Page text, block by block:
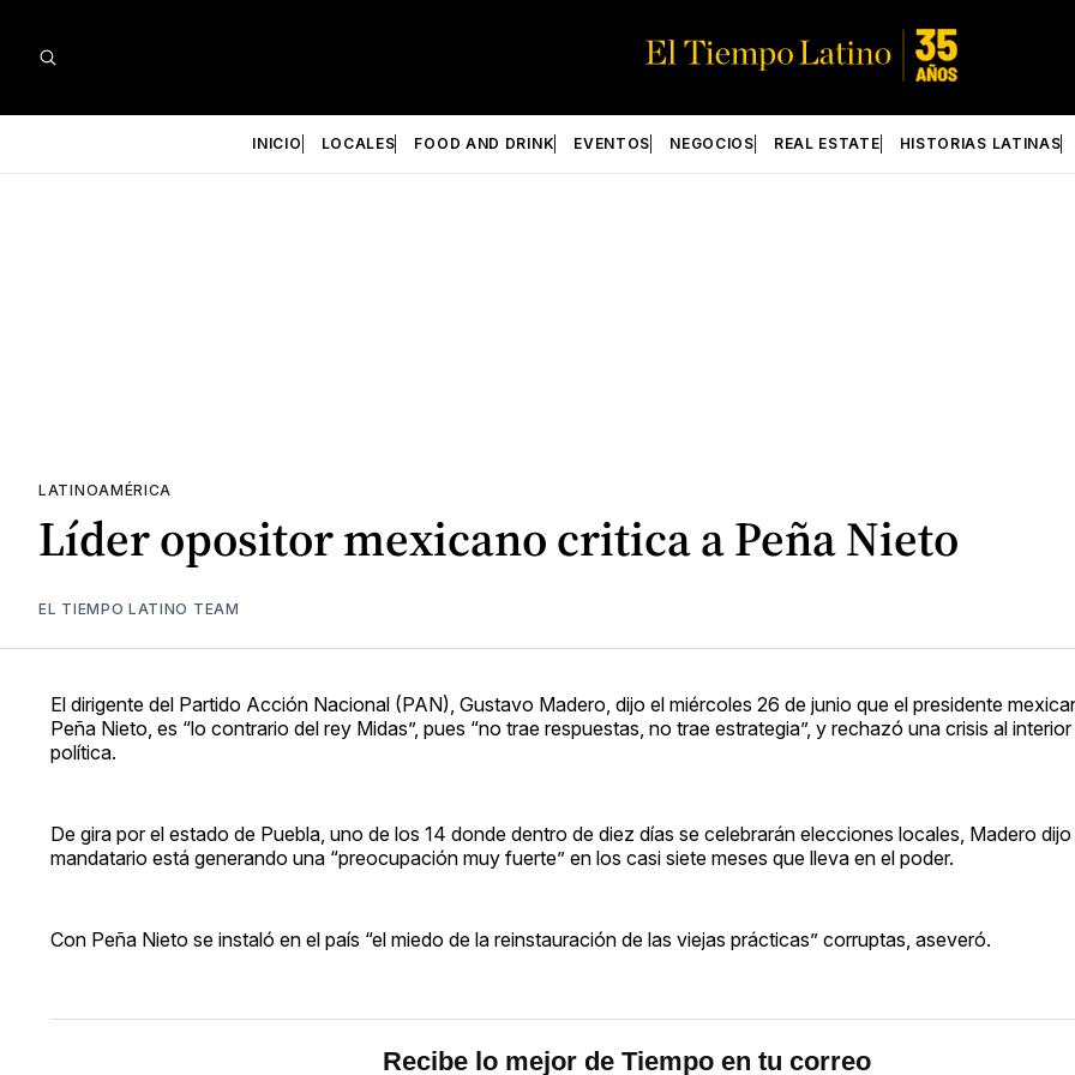
INICIO LOCALES FOOD AND DRINK EVENTOS NEGOCIOS REAL ESTATE HISTORIAS LATINAS
LATINOAMÉRICA
Líder opositor mexicano critica a Peña Nieto
EL TIEMPO LATINO TEAM
El dirigente del Partido Acción Nacional (PAN), Gustavo Madero, dijo el miércoles 26 de junio que el presidente
Peña Nieto, es “lo contrario del rey Midas”, pues “no trae respuestas, no trae estrategia”, y rechazó una crisis al
política.
De gira por el estado de Puebla, uno de los 14 donde dentro de diez días se celebrarán elecciones locales, Madero
mandatario está generando una “preocupación muy fuerte” en los casi siete meses que lleva en el poder.
Con Peña Nieto se instaló en el país “el miedo de la reinstauración de las viejas prácticas” corruptas, aseveró.
Recibe lo mejor de Tiempo en tu correo